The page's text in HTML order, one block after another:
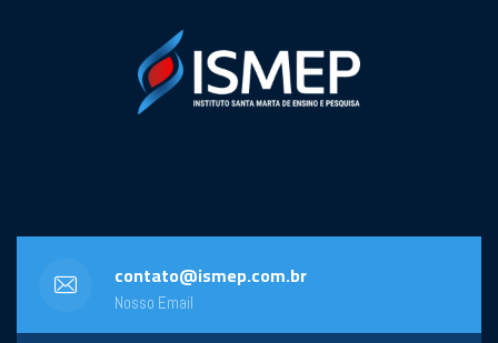
contato@ismep.com.br
Nosso Email